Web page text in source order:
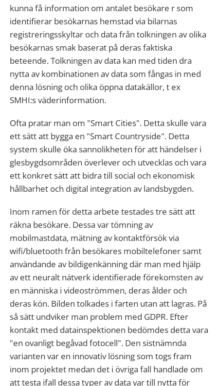
kunna få information om antalet besökare r som
identifierar besökarnas hemstad via bilarnas
registreringsskyltar och data från tolkningen av olika
besökarnas smak baserat på deras faktiska
beteende. Tolkningen av data kan med tiden dra
nytta av kombinationen av data som fångas in med
denna lösning och olika öppna datakällor, t ex
SMHI:s väderinformation.
Ofta pratar man om "Smart Cities". Detta skulle vara
ett sätt att bygga en "Smart Countryside". Detta
system skulle öka sannolikheten för att händelser i
glesbygdsområden överlever och utvecklas och vara
ett konkret sätt att bidra till social och ekonomisk
hållbarhet och digital integration av landsbygden.
Inom ramen för detta arbete testades tre sätt att
räkna besökare. Dessa var tömning av
mobilmastdata, mätning av kontaktförsök via
wifi/bluetooth från besökares mobiltelefoner samt
användande av bildigenkänning där man med hjälp
av ett neuralt nätverk identifierade förekomsten av
en människa i videoströmmen, deras ålder och
deras kön. Bilden tolkades i farten utan att lagras. På
så sätt undviker man problem med GDPR. Efter
kontakt med datainspektionen bedömdes detta vara
"en ovanligt begåvad fotocell". Den sistnämnda
varianten var en innovativ lösning som togs fram
inom projektet medan det i övriga fall handlade om
att testa ifall dessa typer av data var till nytta för